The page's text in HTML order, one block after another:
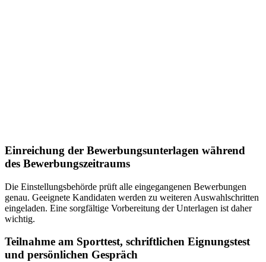
Einreichung der Bewerbungsunterlagen während
des Bewerbungszeitraums
Die Einstellungsbehörde prüft alle eingegangenen Bewerbungen
genau. Geeignete Kandidaten werden zu weiteren Auswahlschritten
eingeladen. Eine sorgfältige Vorbereitung der Unterlagen ist daher
wichtig.
Teilnahme am Sporttest, schriftlichen Eignungstest
und persönlichen Gespräch